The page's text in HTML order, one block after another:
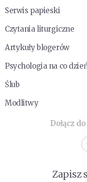
Serwis papieski
Czytania liturgiczne
Artykuły blogerów
Psychologia na co
Ślub
Modlitwy
Dołącz
Zapisz